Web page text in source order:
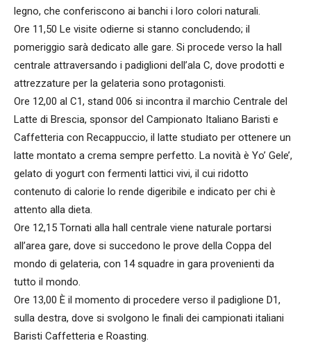
legno, che conferiscono ai banchi i loro colori naturali.
Ore 11,50 Le visite odierne si stanno concludendo; il
pomeriggio sarà dedicato alle gare. Si procede verso la hall
centrale attraversando i padiglioni dell’ala C, dove prodotti e
attrezzature per la gelateria sono protagonisti.
Ore 12,00 al C1, stand 006 si incontra il marchio Centrale del
Latte di Brescia, sponsor del Campionato Italiano Baristi e
Caffetteria con Recappuccio, il latte studiato per ottenere un
latte montato a crema sempre perfetto. La novità è Yo’ Gele’,
gelato di yogurt con fermenti lattici vivi, il cui ridotto
contenuto di calorie lo rende digeribile e indicato per chi è
attento alla dieta.
Ore 12,15 Tornati alla hall centrale viene naturale portarsi
all’area gare, dove si succedono le prove della Coppa del
mondo di gelateria, con 14 squadre in gara provenienti da
tutto il mondo.
Ore 13,00 È il momento di procedere verso il padiglione D1,
sulla destra, dove si svolgono le finali dei campionati italiani
Baristi Caffetteria e Roasting.